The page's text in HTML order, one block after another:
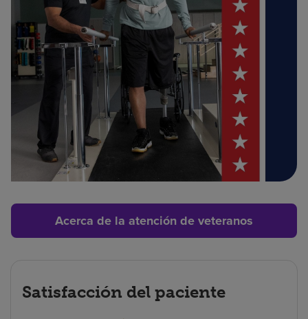
Acerca de la atención de veteranos
Satisfacción del paciente